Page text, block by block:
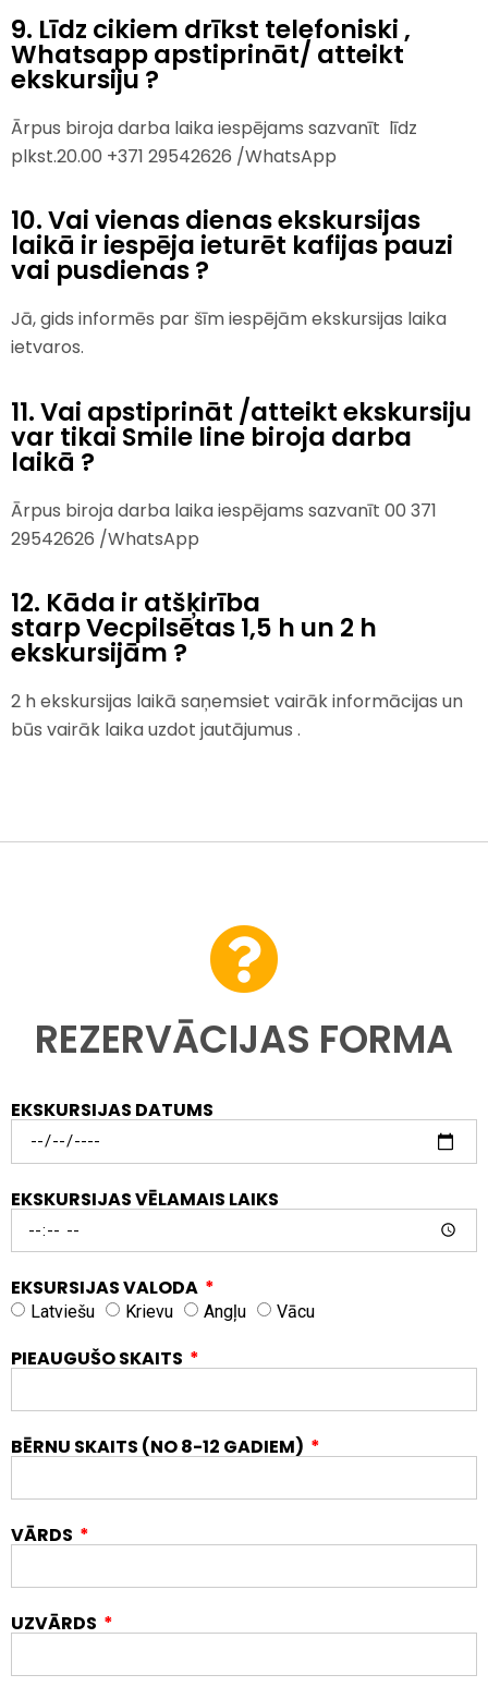
9. Līdz cikiem drīkst telefoniski ,
Whatsapp apstiprināt/ atteikt
ekskursiju ?
Ārpus biroja darba laika iespējams sazvanīt līdz
plkst.20.00 +371 29542626 /WhatsApp
10. Vai vienas dienas ekskursijas
laikā ir iespēja ieturēt kafijas pauzi
vai pusdienas ?
Jā, gids informēs par šīm iespējām ekskursijas laika
ietvaros.
11. Vai apstiprināt /atteikt ekskursiju
var tikai Smile line biroja darba
laikā ?
Ārpus biroja darba laika iespējams sazvanīt 00 371
29542626 /WhatsApp
12. Kāda ir atšķirība
starp Vecpilsētas 1,5 h un 2 h
ekskursijām ?
2 h ekskursijas laikā saņemsiet vairāk informācijas un
būs vairāk laika uzdot jautājumus .
REZERVĀCIJAS FORMA
EKSKURSIJAS DATUMS
EKSKURSIJAS VĒLAMAIS LAIKS
EKSURSIJAS VALODA
Latviešu Krievu Angļu Vācu
PIEAUGUŠO SKAITS
BĒRNU SKAITS (NO 8-12 GADIEM)
VĀRDS
UZVĀRDS